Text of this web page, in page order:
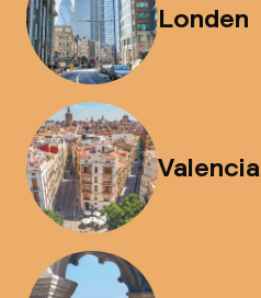
Londen
Valencia